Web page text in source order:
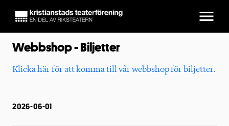
Webbshop - Biljetter
Klicka här för att komma till vår webbshop för biljetter.
2026-06-01